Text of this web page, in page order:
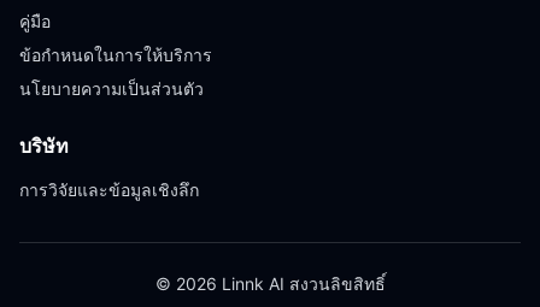
คู่มือ
ข้อกำหนดในการให้บริการ
นโยบายความเป็นส่วนตัว
บริษัท
การวิจัยและข้อมูลเชิงลึก
© 2026 Linnk AI สงวนลิขสิทธิ์